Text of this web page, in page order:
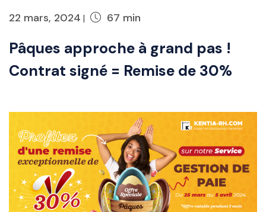
22 mars, 2024 | 67 min
Pâques approche à grand pas !
Contrat signé = Remise de 30%